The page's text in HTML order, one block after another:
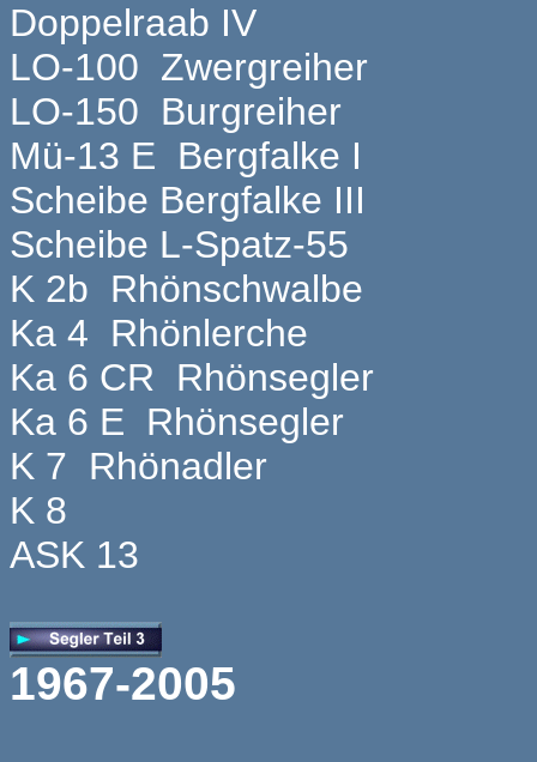
Doppelraab IV
LO-100 Zwergreiher
LO-150 Burgreiher
Mü-13 E Bergfalke I
Scheibe Bergfalke III
Scheibe L-Spatz-55
K 2b Rhönschwalbe
Ka 4 Rhönlerche
Ka 6 CR Rhönsegler
Ka 6 E Rhönsegler
K 7 Rhönadler
K 8
ASK 13
1967-2005